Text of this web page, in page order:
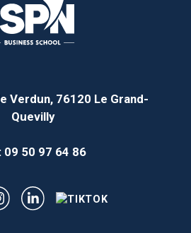
Verdun, 76120 Le Grand-
Quevilly
09 50 97 64 86